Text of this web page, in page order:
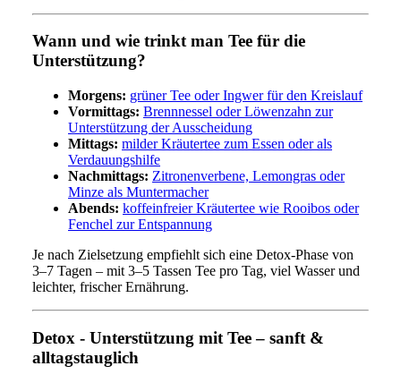
Wann und wie trinkt man Tee für die
Unterstützung?
Morgens: grüner Tee oder Ingwer für den Kreislauf
Vormittags: Brennnessel oder Löwenzahn zur
Unterstützung der Ausscheidung
Mittags: milder Kräutertee zum Essen oder als
Verdauungshilfe
Nachmittags: Zitronenverbene, Lemongras oder
Minze als Muntermacher
Abends: koffeinfreier Kräutertee wie Rooibos oder
Fenchel zur Entspannung
Je nach Zielsetzung empfiehlt sich eine Detox-Phase von
3–7 Tagen – mit 3–5 Tassen Tee pro Tag, viel Wasser und
leichter, frischer Ernährung.
Detox - Unterstützung mit Tee – sanft &
alltagstauglich